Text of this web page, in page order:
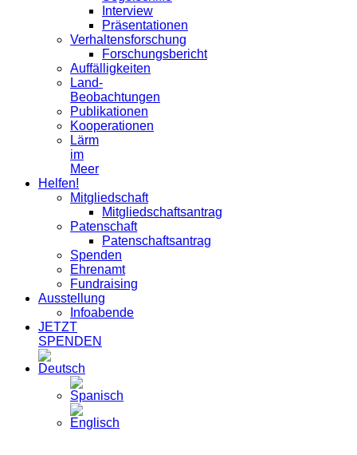
Interview
Präsentationen
Verhaltensforschung
Forschungsbericht
Auffälligkeiten
Land-
Beobachtungen
Publikationen
Kooperationen
Lärm
im
Meer
Helfen!
Mitgliedschaft
Mitgliedschaftsantrag
Patenschaft
Patenschaftsantrag
Spenden
Ehrenamt
Fundraising
Ausstellung
Infoabende
JETZT
SPENDEN